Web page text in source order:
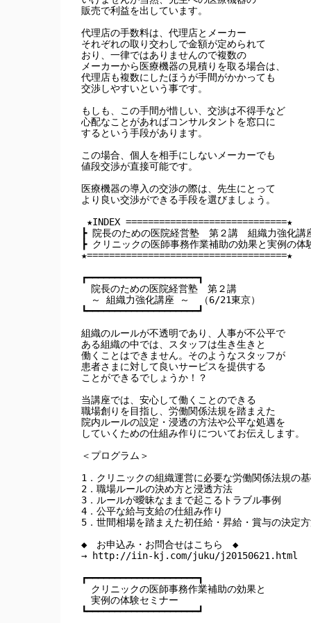
販売で利益を出しています。
代理店の手数料は、代理店とメーカー
それぞれの取り交わしで金額が定められて
おり、一律ではありませんので複数の
メーカーから医療機器の見積りを取る場合は、
代理店も複数にしたほうが手間がかかっても
交渉しやすいという事です。
もしも、この手間が惜しい、交渉は不得手など
心配なことがあればコンサルタントを窓口に
するという手段があります。
この場合、個人を相手にしないメーカーでも
値段交渉が直接可能です。
医療機器の導入の交渉の際は、先生にとって
より良い交渉ができる手段を選びましょう。
★INDEX =============================★
┣ 院長のための医院経営塾　第２講　組織力強化講
┣ クリニックの医師事務作業補助の効果と実例の体
★====================================★
┏━━━━━━━━━━━━━━━━━━━━┓
院長のための医院経営塾　第２講
～ 組織力強化講座 ～　（6/21東京）
┗━━━━━━━━━━━━━━━━━━━━┛
組織のルールが不透明であり、人事が不公平で
ある組織の中では、スタッフは生き生きと
働くことはできません。そのようなスタッフが
患者さまに対して良いサービスを提供する
ことができるでしょうか！？
当講座では、安心して働くことのできる
職場創りを目指し、労働関係法規を踏まえた
院内ルールの設定・浸透の方法や公平な処遇を
していくための仕組み作りについてお伝えします。
＜プログラム＞
1．クリニックの組織運営に必要な労働関係法規の
2．職場ルールの決め方と浸透方法
3．ルールが曖昧なままで起こるトラブル事例
4．公平な給与支給の仕組み作り
5．世間相場を踏まえた初任給・昇給・賞与の決定
◆　お申込み・お問合せはこちら　◆
→ http://iin-kj.com/juku/j20150621.html
┏━━━━━━━━━━━━━━━━━━━━┓
クリニックの医師事務作業補助の効果と
実例の体験セミナー
┗━━━━━━━━━━━━━━━━━━━━┛